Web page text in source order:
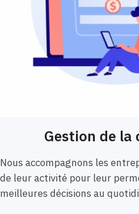
Gestion de
Nous accompagnons les
de leur activité pour leur
meilleures décisions au